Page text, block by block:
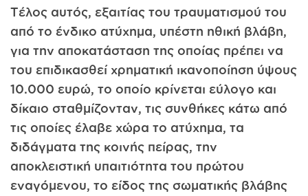
Τέλος αυτός, εξαιτίας του τραυματισμού του
από το ένδικο ατύχημα, υπέστη ηθική βλάβη,
για την αποκατάσταση της οποίας πρέπει να
του επιδικασθεί χρηματική ικανοποίηση ύψους
10.000 ευρώ, το οποίο κρίνεται εύλογο και
δίκαιο σταθμίζονταν, τις συνθήκες κάτω από
τις οποίες έλαβε χώρα το ατύχημα, τα
διδάγματα της κοινής πείρας, την
αποκλειστική υπαιτιότητα του πρώτου
εναγόμενου, το είδος της σωματικής βλάβης